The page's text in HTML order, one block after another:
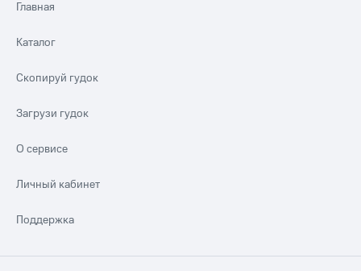
Главная
Каталог
Скопируй гудок
Загрузи гудок
О сервисе
Личный кабинет
Поддержка